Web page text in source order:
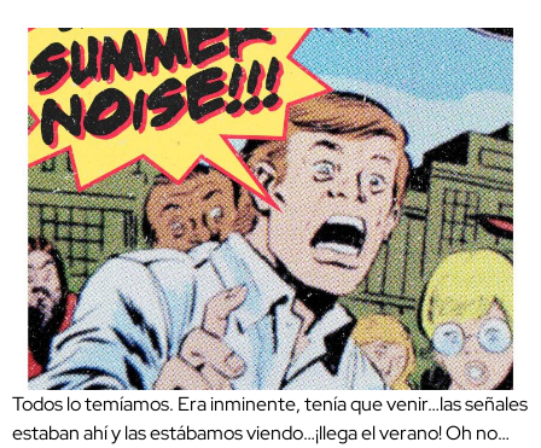
Todos lo temíamos. Era inminente, tenía que venir…las señales
estaban ahí y las estábamos viendo…¡llega el verano! Oh no…